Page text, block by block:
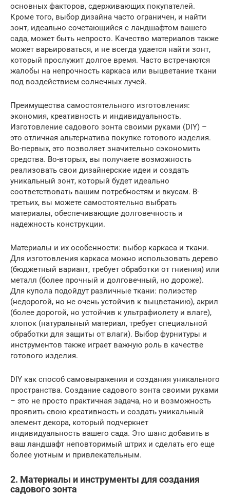
основных факторов, сдерживающих покупателей.
Кроме того, выбор дизайна часто ограничен, и найти
зонт, идеально сочетающийся с ландшафтом вашего
сада, может быть непросто. Качество материалов также
может варьироваться, и не всегда удается найти зонт,
который прослужит долгое время. Часто встречаются
жалобы на непрочность каркаса или выцветание ткани
под воздействием солнечных лучей.
Преимущества самостоятельного изготовления:
экономия, креативность и индивидуальность.
Изготовление садового зонта своими руками (DIY) –
это отличная альтернатива покупке готового изделия.
Во-первых, это позволяет значительно сэкономить
средства. Во-вторых, вы получаете возможность
реализовать свои дизайнерские идеи и создать
уникальный зонт, который будет идеально
соответствовать вашим потребностям и вкусам. В-
третьих, вы можете самостоятельно выбрать
материалы, обеспечивающие долговечность и
надежность конструкции.
Материалы и их особенности: выбор каркаса и ткани.
Для изготовления каркаса можно использовать дерево
(бюджетный вариант, требует обработки от гниения) или
металл (более прочный и долговечный, но дороже).
Для купола подойдут различные ткани: полиэстер
(недорогой, но не очень устойчив к выцветанию), акрил
(более дорогой, но устойчив к ультрафиолету и влаге),
хлопок (натуральный материал, требует специальной
обработки для защиты от влаги). Выбор фурнитуры и
инструментов также играет важную роль в качестве
готового изделия.
DIY как способ самовыражения и создания уникального
пространства. Создание садового зонта своими руками
– это не просто практичная задача, но и возможность
проявить свою креативность и создать уникальный
элемент декора, который подчеркнет
индивидуальность вашего сада. Это шанс добавить в
ваш ландшафт неповторимый штрих и сделать его еще
более уютным и привлекательным.
2. Материалы и инструменты для создания
садового зонта